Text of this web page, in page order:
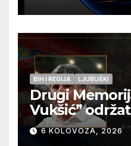
BIH I REGIJA LJUBUŠKI
Drugi
Vukšić”
12. kolovoza u
6 KOLOVOZA, 2026